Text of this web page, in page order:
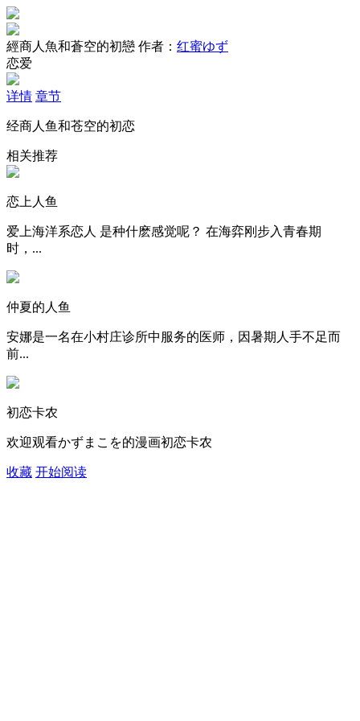
經商人魚和蒼空的初戀 作者： 红蜜ゆず
恋爱
详情 章节
经商人鱼和苍空的初恋
相关推荐
恋上人鱼
爱上海洋系恋人 是种什麽感觉呢？ 在海弈刚步入青春期
时，...
仲夏的人鱼
安娜是一名在小村庄诊所中服务的医师，因暑期人手不足而
前...
初恋卡农
欢迎观看かずまこを的漫画初恋卡农
收藏 开始阅读